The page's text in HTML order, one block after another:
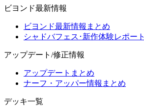
ビヨンド最新情報
ビヨンド最新情報まとめ
シャドバフェス･新作体験レポート
アップデート/修正情報
アップデートまとめ
ナーフ・アッパー情報まとめ
デッキ一覧